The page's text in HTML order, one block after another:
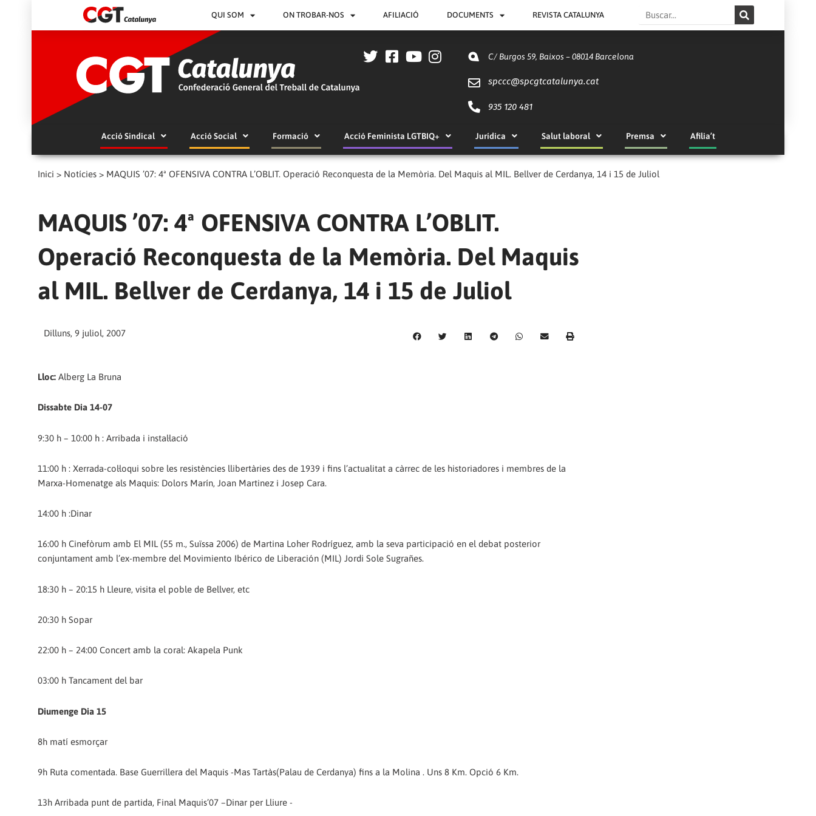
QUI SOM ON TROBAR-NOS AFILIACIÓ DOCUMENTS REVISTA CATALUNYA Search
C/ Burgos 59, Baixos – 08014 Barcelona
spccc@spcgtcatalunya.cat
935 120 481
Acció Sindical Acció Social Formació Acció Feminista LGTBIQ+ Jurídica Salut laboral Premsa Afilia’t
Inici > Notícies > MAQUIS ’07: 4ª OFENSIVA CONTRA L’OBLIT. Operació Reconquesta de la Memòria. Del Maquis al MIL. Bellver de Cerdanya, 14 i 15 de Juliol
MAQUIS ’07: 4ª OFENSIVA CONTRA L’OBLIT.
Operació Reconquesta de la Memòria. Del Maquis
al MIL. Bellver de Cerdanya, 14 i 15 de Juliol
Dilluns, 9 juliol, 2007
Lloc: Alberg La Bruna
Dissabte Dia 14-07
9:30 h – 10:00 h : Arribada i instal·lació
11:00 h : Xerrada-col·loqui sobre les resistències llibertàries des de 1939 i fins l’actualitat a càrrec de les historiadores i membres de la
Marxa-Homenatge als Maquis: Dolors Marín, Joan Martinez i Josep Cara.
14:00 h :Dinar
16:00 h Cinefòrum amb El MIL (55 m., Suïssa 2006) de Martina Loher Rodríguez, amb la seva participació en el debat posterior
conjuntament amb l’ex-membre del Movimiento Ibérico de Liberación (MIL) Jordi Sole Sugrañes.
18:30 h – 20:15 h Lleure, visita el poble de Bellver, etc
20:30 h Sopar
22:00 h – 24:00 Concert amb la coral: Akapela Punk
03:00 h Tancament del bar
Diumenge Dia 15
8h matí esmorçar
9h Ruta comentada. Base Guerrillera del Maquis -Mas Tartàs(Palau de Cerdanya) fins a la Molina . Uns 8 Km. Opció 6 Km.
13h Arribada punt de partida, Final Maquis’07 –Dinar per Lliure -